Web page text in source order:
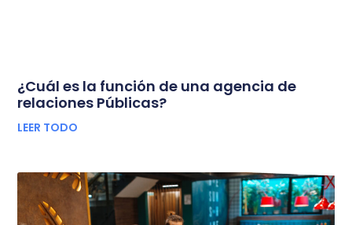
¿Cuál es la función de una agencia de
relaciones Públicas?
LEER TODO